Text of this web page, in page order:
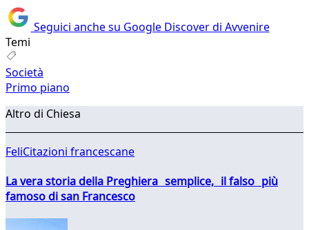
Seguici anche su Google Discover di Avvenire
Temi
Società
Primo piano
Altro di Chiesa
FeliCitazioni francescane
La vera storia della Preghiera semplice, il falso più
famoso di san Francesco